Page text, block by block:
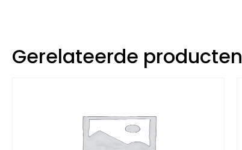
Gerelateerde producten